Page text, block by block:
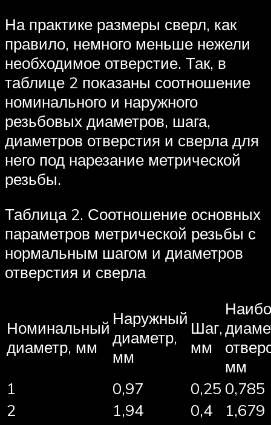
На практике размеры сверл, как
правило, немного меньше нежели
необходимое отверстие. Так, в
таблице 2 показаны соотношение
номинального и наружного
резьбовых диаметров, шага,
диаметров отверстия и сверла для
него под нарезание метрической
резьбы.
Таблица 2. Соотношение основных
параметров метрической резьбы с
нормальным шагом и диаметров
отверстия и сверла
Номинальный
диаметр, мм
Наружный
диаметр,
мм
Шаг,
мм
мм
1
0,97 0,25 0,785
2
1,94 0,4
1,679